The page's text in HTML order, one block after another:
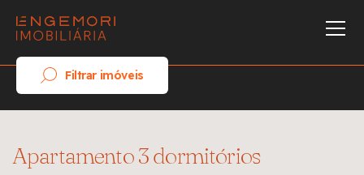
Filtrar imóveis
Apartamento 3 dormitórios